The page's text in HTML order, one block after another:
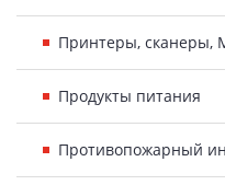
Принтеры, сканеры,
Продукты питания
Противопожарный